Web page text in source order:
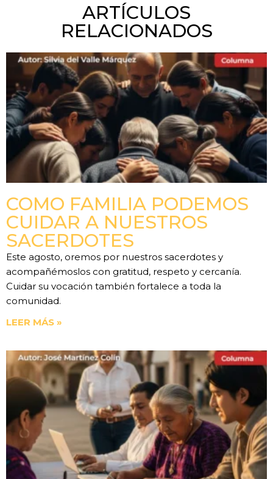
ARTÍCULOS
RELACIONADOS
COMO FAMILIA PODEMOS
CUIDAR A NUESTROS
SACERDOTES
Este agosto, oremos por nuestros sacerdotes y
acompañémoslos con gratitud, respeto y cercanía.
Cuidar su vocación también fortalece a toda la
comunidad.
LEER MÁS »